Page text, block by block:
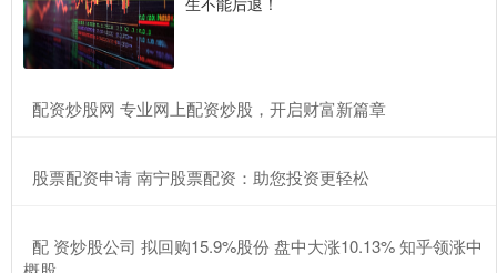
​配资炒股网 专业网上配资炒股，开启财富新篇章
​股票配资申请 南宁股票配资：助您投资更轻松
​配 资炒股公司 拟回购15.9%股份 盘中大涨10.13% 知乎领涨中